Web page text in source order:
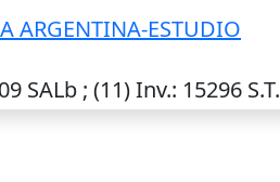
ARGENTINA-ESTUDIO
SALb ; (11)Inv.: 15296 S.T.